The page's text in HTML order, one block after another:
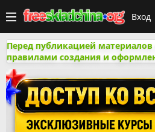
Вход
Перед публикацией материалов
правилами создания и